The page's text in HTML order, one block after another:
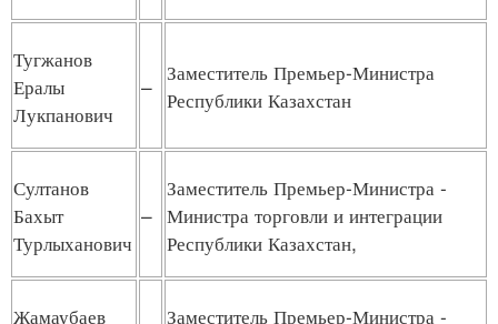
Тугжанов
Ералы
Лукпанович
–
Заместитель Премьер-Министра
Республики Казахстан
Султанов
Бахыт
Турлыханович
–
Заместитель Премьер-Министра -
Министра торговли и интеграции
Республики Казахстан,
Жамаубаев
Заместитель Премьер-Министра -